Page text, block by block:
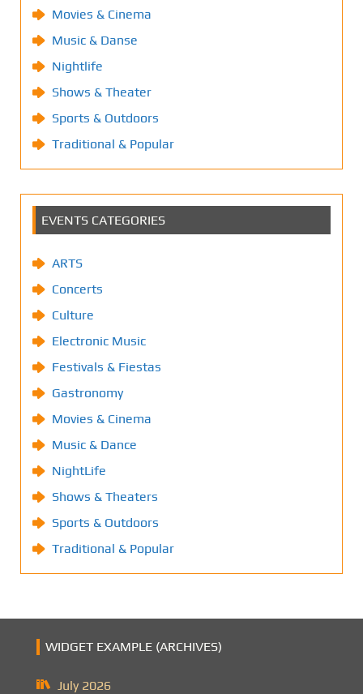
Movies & Cinema
Music & Danse
Nightlife
Shows & Theater
Sports & Outdoors
Traditional & Popular
EVENTS CATEGORIES
ARTS
Concerts
Culture
Electronic Music
Festivals & Fiestas
Gastronomy
Movies & Cinema
Music & Dance
NightLife
Shows & Theaters
Sports & Outdoors
Traditional & Popular
WIDGET EXAMPLE (ARCHIVES)
July 2026